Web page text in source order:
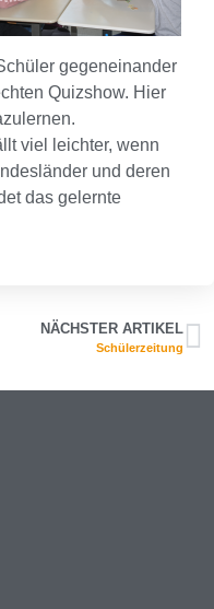
gegeneinander
Quizshow. Hier
viel leichter, wenn
und deren
das gelernte
NÄCHSTER ARTIKEL
Schülerzeitung